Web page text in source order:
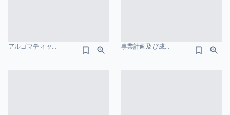
アルゴマティック・ワークス・カンパニー・デッキ 事業一覧のスライドデザイン 事業計画及び成長可能性に関する事項 2026 年 1月期 株式会社GENDA 事業一覧のスライドデザイン